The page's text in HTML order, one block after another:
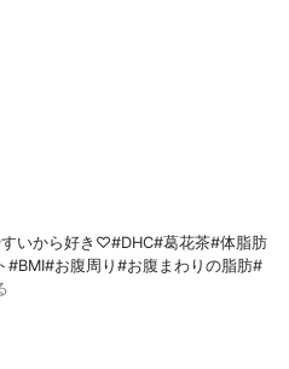
いから好き♡#DHC#葛花茶#体脂肪
お腹周り#お腹まわりの脂肪#